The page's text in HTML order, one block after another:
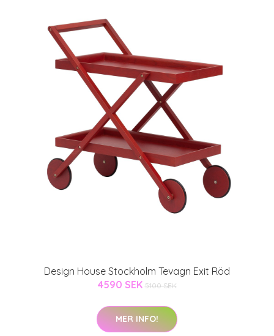
Design House Stockholm Tevagn Exit Röd
4590 SEK 5100 SEK
MER INFO!